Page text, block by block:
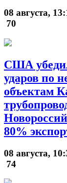
08 августа,
70
США
ударов по
объектам
80%
08 августа,
74